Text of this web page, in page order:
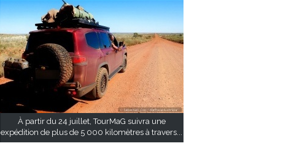
À partir du 24 juillet, TourMaG suivra une
expédition de plus de 5 000 kilomètres à travers...